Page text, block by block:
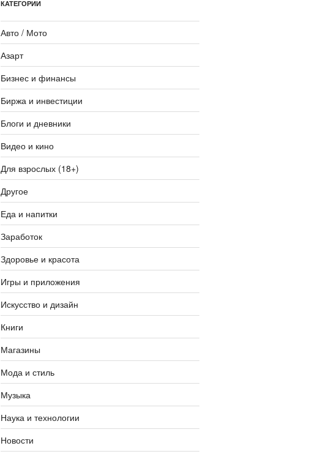
КАТЕГОРИИ
Авто / Мото
Азарт
Бизнес и финансы
Биржа и инвестиции
Блоги и дневники
Видео и кино
Для взрослых (18+)
Другое
Еда и напитки
Заработок
Здоровье и красота
Игры и приложения
Искусство и дизайн
Книги
Магазины
Мода и стиль
Музыка
Наука и технологии
Новости